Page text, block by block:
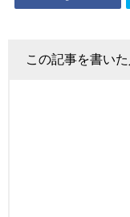
この記事を書いた